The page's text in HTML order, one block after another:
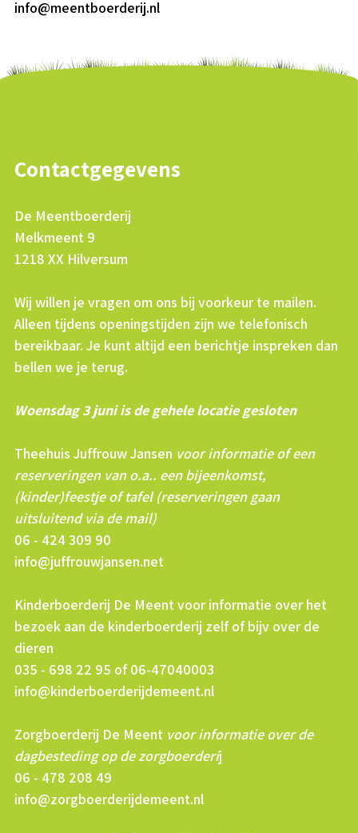
info@meentboerderij.nl
Contactgegevens
De Meentboerderij
Melkmeent 9
1218 XX Hilversum
Wij willen je vragen om ons bij voorkeur te mailen.
Alleen tijdens openingstijden zijn we telefonisch
bereikbaar. Je kunt altijd een berichtje inspreken dan
bellen we je terug.
Woensdag 3 juni is de gehele locatie gesloten
Theehuis Juffrouw Jansen voor informatie of een
reserveringen van o.a.. een bijeenkomst,
(kinder)feestje of tafel (reserveringen gaan
uitsluitend via de mail)
06 - 424 309 90
info@juffrouwjansen.net
Kinderboerderij De Meent voor informatie over het
bezoek aan de kinderboerderij zelf of bijv over de
dieren
035 - 698 22 95 of 06-47040003
info@kinderboerderijdemeent.nl
Zorgboerderij De Meent voor informatie over de
dagbesteding op de zorgboerderij
06 - 478 208 49
info@zorgboerderijdemeent.nl